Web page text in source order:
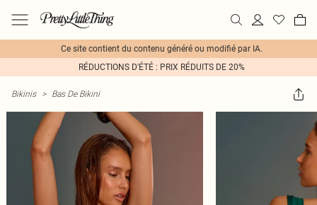
Ce site contient du contenu généré ou modifié par IA.
RÉDUCTIONS D'ÉTÉ : PRIX RÉDUITS DE 20%
Bikinis > Bas De Bikini